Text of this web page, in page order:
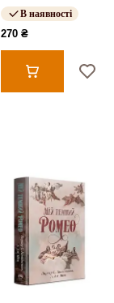
В наявності
270 ₴